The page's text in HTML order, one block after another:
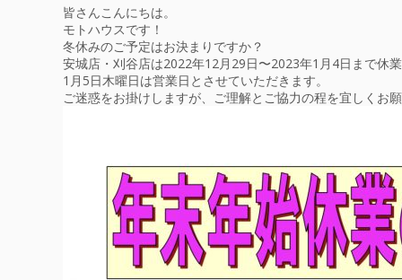
皆さんこんにちは。
モトハウスです！
冬休みのご予定はお決まりですか？
安城店・刈谷店は2022年12月29日〜2023年1月4日まで休
1月5日木曜日は営業日とさせていただきます。
ご迷惑をお掛けしますが、ご理解とご協力の程を宜しくお